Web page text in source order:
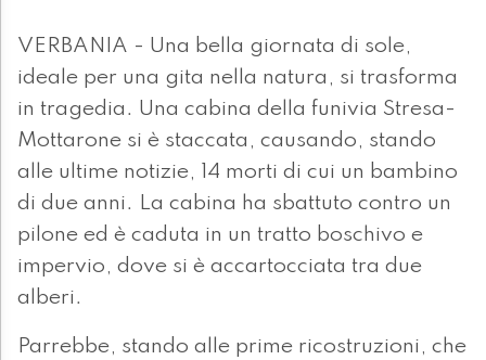
VERBANIA - Una bella giornata di sole,
ideale per una gita nella natura, si trasforma
in tragedia. Una cabina della funivia Stresa-
Mottarone si è staccata, causando, stando
alle ultime notizie, 14 morti di cui un bambino
di due anni. La cabina ha sbattuto contro un
pilone ed è caduta in un tratto boschivo e
impervio, dove si è accartocciata tra due
alberi.
Parrebbe, stando alle prime ricostruzioni, che